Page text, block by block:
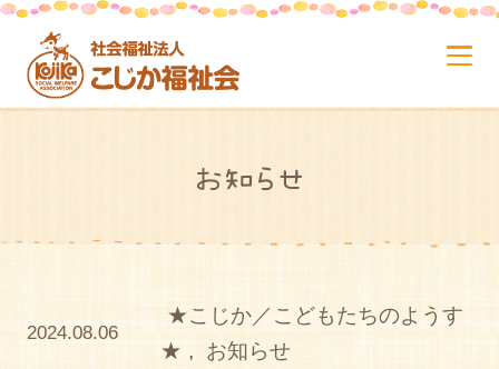
お知らせ
2024.08.06
★こじか／こどもたちのようす
★ , お知らせ